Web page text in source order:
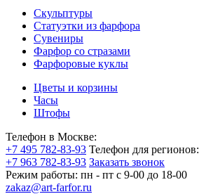
Скульптуры
Статуэтки из фарфора
Сувениры
Фарфор со стразами
Фарфоровые куклы
Цветы и корзины
Часы
Штофы
Телефон в Москве:
+7 495 782-83-93 Телефон для регионов:
+7 963 782-83-93 Заказать звонок
Режим работы: пн - пт c 9-00 до 18-00
zakaz@art-farfor.ru